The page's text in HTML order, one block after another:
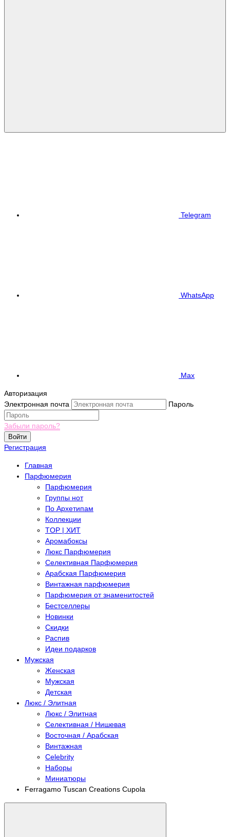
Telegram
WhatsApp
Max
Авторизация
Электронная почта
Пароль
Забыли пароль?
Войти
Регистрация
Главная
Парфюмерия
Парфюмерия
Группы нот
По Архетипам
Коллекции
TOP | ХИТ
Аромабоксы
Люкс Парфюмерия
Селективная Парфюмерия
Арабская Парфюмерия
Винтажная парфюмерия
Парфюмерия от знаменитостей
Бестселлеры
Новинки
Скидки
Распив
Идеи подарков
Мужская
Женская
Мужская
Детская
Люкс / Элитная
Люкс / Элитная
Селективная / Нишевая
Восточная / Арабская
Винтажная
Celebrity
Наборы
Миниатюры
Ferragamo Tuscan Creations Cupola